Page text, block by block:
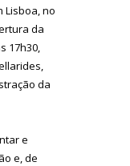
Lisboa, no
da
17h30,
da
e
e, de